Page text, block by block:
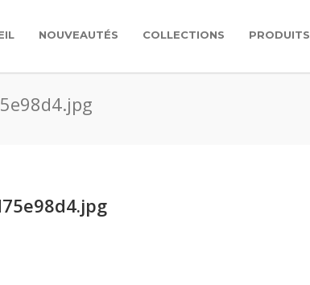
NOUVEAUTÉS COLLECTIONS PRODUITS